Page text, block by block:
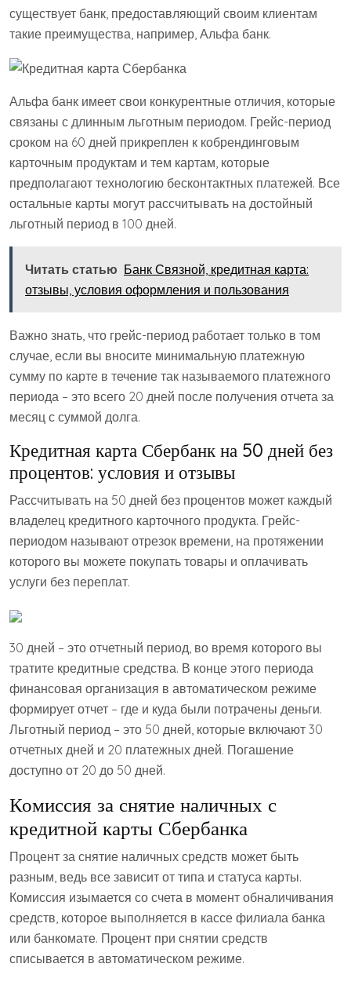
существует банк, предоставляющий своим клиентам
такие преимущества, например, Альфа банк.
Альфа банк имеет свои конкурентные отличия, которые
связаны с длинным льготным периодом. Грейс-период
сроком на 60 дней прикреплен к кобрендинговым
карточным продуктам и тем картам, которые
предполагают технологию бесконтактных платежей. Все
остальные карты могут рассчитывать на достойный
льготный период в 100 дней.
Читать статью Банк Связной, кредитная карта:
отзывы, условия оформления и пользования
Важно знать, что грейс-период работает только в том
случае, если вы вносите минимальную платежную
сумму по карте в течение так называемого платежного
периода – это всего 20 дней после получения отчета за
месяц с суммой долга.
Кредитная карта Сбербанк на 50 дней без
процентов: условия и отзывы
Рассчитывать на 50 дней без процентов может каждый
владелец кредитного карточного продукта. Грейс-
периодом называют отрезок времени, на протяжении
которого вы можете покупать товары и оплачивать
услуги без переплат.
30 дней – это отчетный период, во время которого вы
тратите кредитные средства. В конце этого периода
финансовая организация в автоматическом режиме
формирует отчет – где и куда были потрачены деньги.
Льготный период – это 50 дней, которые включают 30
отчетных дней и 20 платежных дней. Погашение
доступно от 20 до 50 дней.
Комиссия за снятие наличных с
кредитной карты Сбербанка
Процент за снятие наличных средств может быть
разным, ведь все зависит от типа и статуса карты.
Комиссия изымается со счета в момент обналичивания
средств, которое выполняется в кассе филиала банка
или банкомате. Процент при снятии средств
списывается в автоматическом режиме.